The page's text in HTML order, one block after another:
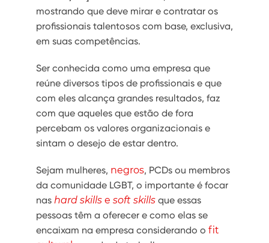
mostrando que deve mirar e contratar os
profissionais talentosos com base, exclusiva,
em suas competências.
Ser conhecida como uma empresa que
reúne diversos tipos de profissionais e que
com eles alcança grandes resultados, faz
com que aqueles que estão de fora
percebam os valores organizacionais e
sintam o desejo de estar dentro.
Sejam mulheres, negros, PCDs ou membros
da comunidade LGBT, o importante é focar
nas hard skills e soft skills que essas
pessoas têm a oferecer e como elas se
encaixam na empresa considerando o fit